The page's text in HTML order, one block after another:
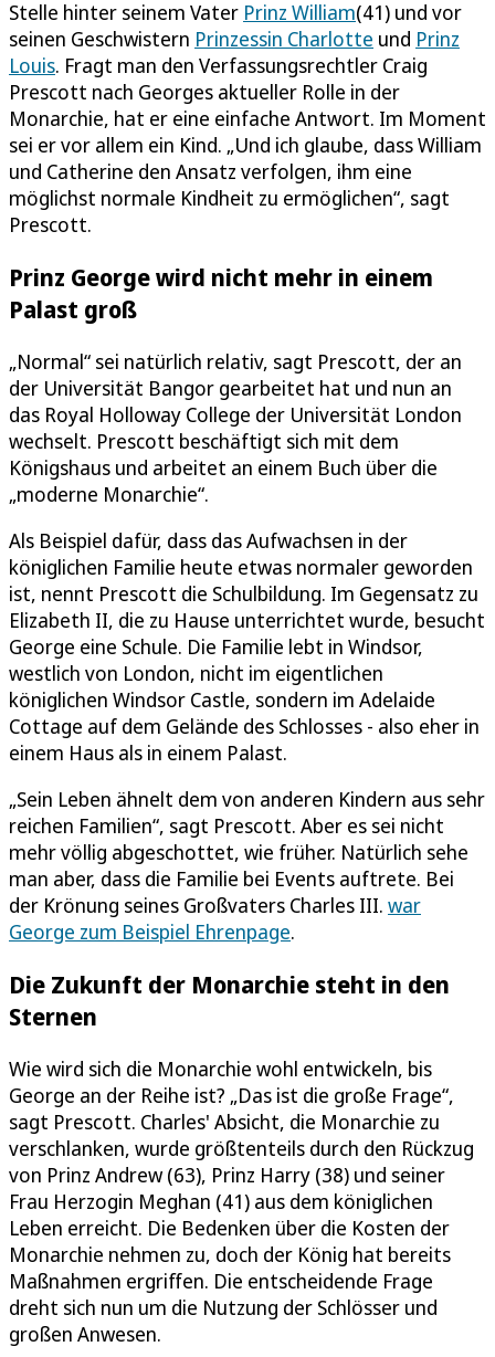
Stelle hinter seinem Vater Prinz William(41) und vor
seinen Geschwistern Prinzessin Charlotte und Prinz
Louis. Fragt man den Verfassungsrechtler Craig
Prescott nach Georges aktueller Rolle in der
Monarchie, hat er eine einfache Antwort. Im Moment
sei er vor allem ein Kind. „Und ich glaube, dass William
und Catherine den Ansatz verfolgen, ihm eine
möglichst normale Kindheit zu ermöglichen“, sagt
Prescott.
Prinz George wird nicht mehr in einem
Palast groß
„Normal“ sei natürlich relativ, sagt Prescott, der an
der Universität Bangor gearbeitet hat und nun an
das Royal Holloway College der Universität London
wechselt. Prescott beschäftigt sich mit dem
Königshaus und arbeitet an einem Buch über die
„moderne Monarchie“.
Als Beispiel dafür, dass das Aufwachsen in der
königlichen Familie heute etwas normaler geworden
ist, nennt Prescott die Schulbildung. Im Gegensatz zu
Elizabeth II, die zu Hause unterrichtet wurde, besucht
George eine Schule. Die Familie lebt in Windsor,
westlich von London, nicht im eigentlichen
königlichen Windsor Castle, sondern im Adelaide
Cottage auf dem Gelände des Schlosses - also eher in
einem Haus als in einem Palast.
„Sein Leben ähnelt dem von anderen Kindern aus sehr
reichen Familien“, sagt Prescott. Aber es sei nicht
mehr völlig abgeschottet, wie früher. Natürlich sehe
man aber, dass die Familie bei Events auftrete. Bei
der Krönung seines Großvaters Charles III. war
George zum Beispiel Ehrenpage.
Die Zukunft der Monarchie steht in den
Sternen
Wie wird sich die Monarchie wohl entwickeln, bis
George an der Reihe ist? „Das ist die große Frage“,
sagt Prescott. Charles' Absicht, die Monarchie zu
verschlanken, wurde größtenteils durch den Rückzug
von Prinz Andrew (63), Prinz Harry (38) und seiner
Frau Herzogin Meghan (41) aus dem königlichen
Leben erreicht. Die Bedenken über die Kosten der
Monarchie nehmen zu, doch der König hat bereits
Maßnahmen ergriffen. Die entscheidende Frage
dreht sich nun um die Nutzung der Schlösser und
großen Anwesen.